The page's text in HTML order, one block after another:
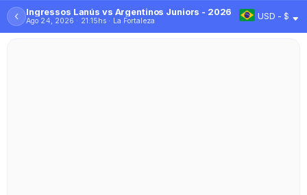
‹ Ingressos Lanús vs Argentinos Juniors - 2026
Ago 24, 2026 · 21:15hs · La Fortaleza USD - $